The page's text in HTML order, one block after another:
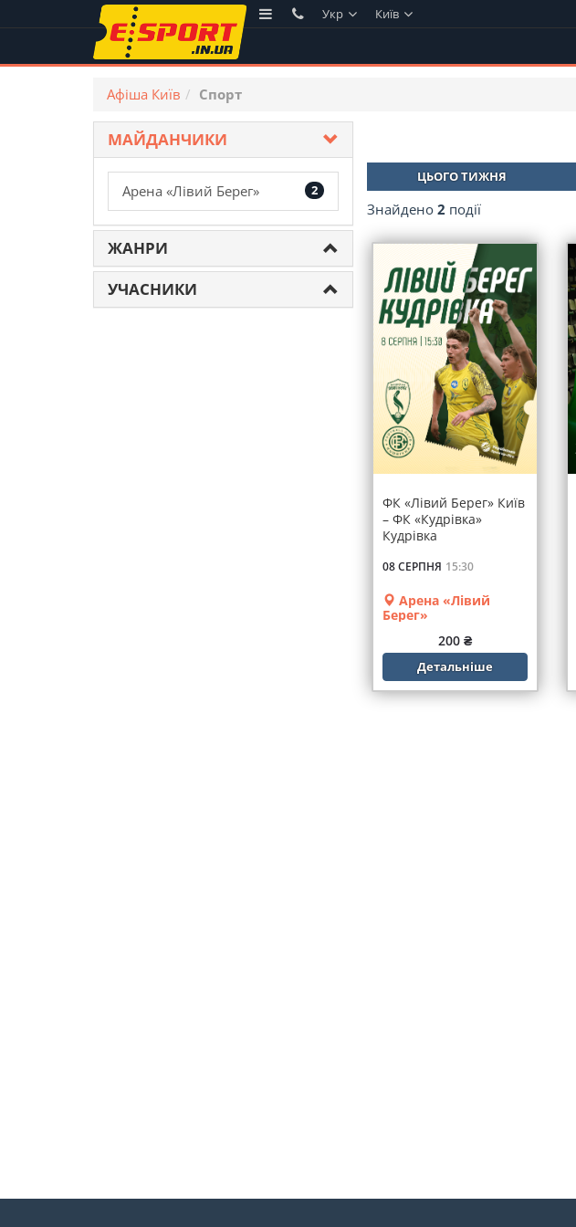
Укр Київ
Афіша Київ Спорт
МАЙДАНЧИКИ
2
Арена «Лівий Берег»
ЖАНРИ
УЧАСНИКИ
ЦЬОГО ТИЖНЯ
Знайдено 2 події
ФК «Лівий Берег» Київ
– ФК «Кудрівка»
Кудрівка
08 СЕРПНЯ 15:30
Арена «Лівий
Берег»
200 ₴
Детальніше